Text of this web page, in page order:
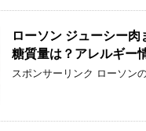
ローソン ジューシー肉
糖質量は？アレルギー
スポンサーリンク ローソン